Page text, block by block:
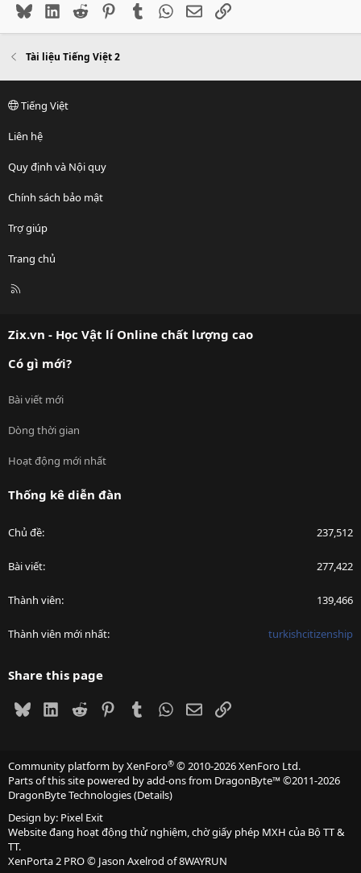
BlueskyLinkedIn
Reddit PinterestTumblr WhatsApp
EmailLink
Tài liệu Tiếng Việt 2
Tiếng Việt
Liên hệ
Quy định và Nội quy
Chính sách bảo mật
Trợ giúp
Trang chủ
R
Zix.vn - Học Vật lí Online chất lượng cao
Có gì mới?
Bài viết mới
Dòng thời gian
Hoạt động mới nhất
Thống kê diễn đàn
Chủ đề 237,512
Bài viết 277,422
Thành viên 139,466
Thành viên mới nhất turkishcitizenship
Share this page
BlueskyLinkedIn
Reddit PinterestTumblrWhatsApp
EmailLink
Community platform by XenForo® © 2010-2026 XenForo Ltd.
Parts of this site powered byadd-ons from DragonByte™©2011-2026
DragonByte Technologies(Details)
Design by: Pixel Exit
Website đang hoạt động thử nghiệm, chờ giấy phép MXH của Bộ TT &
TT.
XenPorta 2 PRO© Jason Axelrod of8WAYRUN